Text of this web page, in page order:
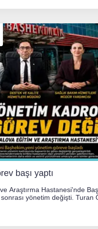
başı yaptı
Araştırma Hastanesi'nde
yönetim değişti. Turan